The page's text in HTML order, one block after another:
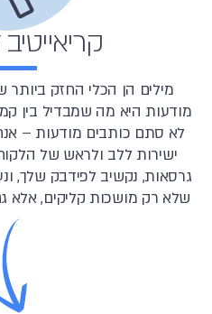
מילים הן הכלי החזק ביותר
מודעות היא מה שמבדיל בין
לא סתם כותבים מודעות –
ישירות ללב ולראש של
גרסאות, נקשיב לפידבק שלך,
שלא רק מושכות קליקים, אלא